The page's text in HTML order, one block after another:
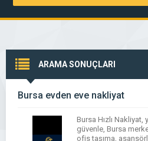
ARAMA SONUÇLARI
Bursa evden eve nakliyat
Bursa Hızlı Nakliyat,
güvenle, Bursa
ofis taşıma,